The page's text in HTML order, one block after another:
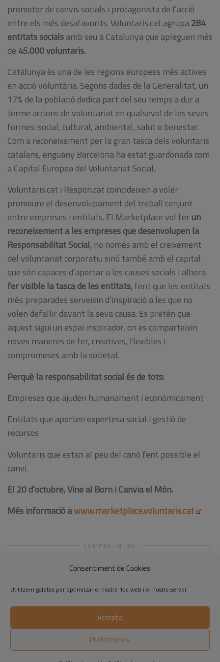
Consentiment de Cookies
Utilitzem galetes per optimitzar el nostre lloc web i el nostre servei.
Accepta
Preferències
promotor de canvis socials i protagonista de l’acció
entre els més desafavorits. Voluntaris.cat agrupa284
entitats socialsamb seu a Catalunya que apleguen més
de 45.000 voluntaris.
Catalunya és una de les regions europees més actives
en acció voluntària. Segons dades de la Generalitat, un
17% de la població dedica part del seu temps a dur a
terme accions de voluntariat en qualsevol de les seves
formes: social, cultural, ambiental, salut o benestar.
Com a reconeixement per la gran tasca dels voluntaris
catalans, enguany Barcelona ha estat guardonada com
a Capital Europea del Voluntariat Social.
Voluntaris.cat i Respon.cat coincideixen a voler
promoure el desenvolupament del treball conjunt
entre empreses i entitats. El Marketplace vol ferun
reconeixement a les empreses que desenvolupen la
Responsabilitat Social, no només amb el creixement
del voluntariat corporatiu sinó també amb el capital
que són capaces d’aportar a les causes socials i alhora
fer visible la tasca de les entitats, fent que les entitats
més preparades serveixin d’inspiració a les que no
volen defallir davant la seva causa. Es pretén que
aquest sigui un espai inspirador, on es comparteixin
noves maneres de fer, creatives, flexibles i
compromeses amb la societat.
Perquè la responsabilitat social és de tots:
Empreses que ajuden humanament i econòmicament
Entitats que aporten expertesa social i gestió de
recursos
Voluntaris que estan al peu del canó fent possible el
canvi.
El 20 d’octubre, Vine al Born i Canvia el Món.
Més informació awww.marketplace.voluntaris.cat
COMPARTIU-HO
©2014-2026 Respon.cat
Política de privadesa Política de cookies